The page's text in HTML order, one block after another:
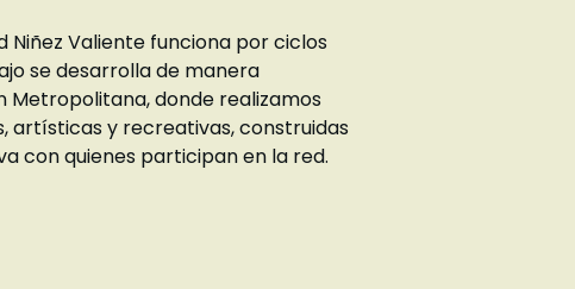
Niñez Valiente funciona por ciclos
se desarrolla de manera
Metropolitana, donde realizamos
artísticas y recreativas, construidas
con quienes participan en la red.